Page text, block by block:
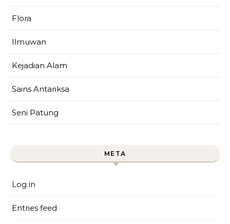
Flora
Ilmuwan
Kejadian Alam
Sains Antariksa
Seni Patung
META
Log in
Entries feed